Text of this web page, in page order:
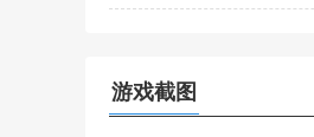
游戏截图